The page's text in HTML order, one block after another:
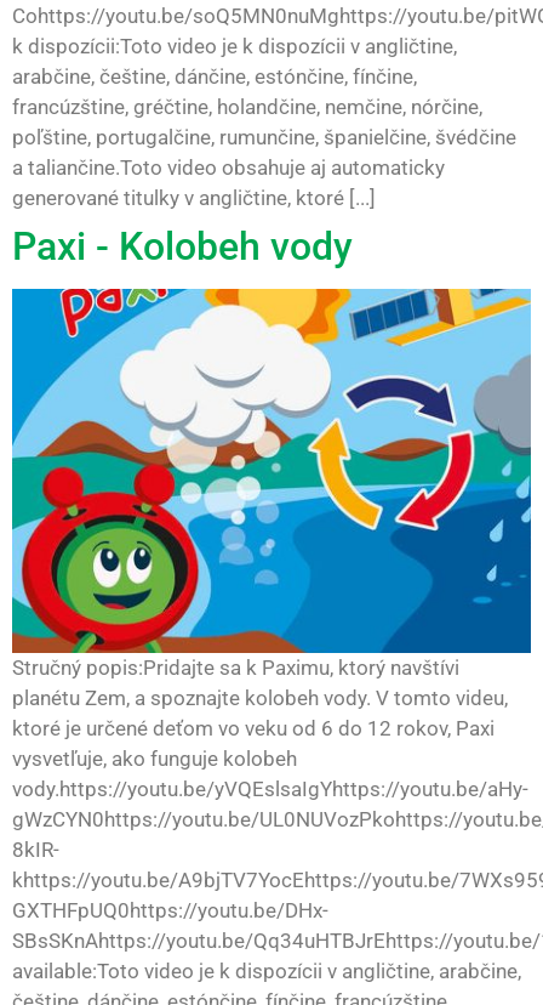
Cohttps://youtu.be/soQ5MN0nuMghttps://youtu.be/
k dispozícii:Toto video je k dispozícii v angličtine,
arabčine, češtine, dánčine, estónčine, fínčine,
francúzštine, gréčtine, holandčine, nemčine, nórčine,
poľštine, portugalčine, rumunčine, španielčine, švédčine
a taliančine.Toto video obsahuje aj automaticky
generované titulky v angličtine, ktoré [...]
Paxi - Kolobeh vody
Stručný popis:Pridajte sa k Paximu, ktorý navštívi
planétu Zem, a spoznajte kolobeh vody. V tomto videu,
ktoré je určené deťom vo veku od 6 do 12 rokov, Paxi
vysvetľuje, ako funguje kolobeh
vody.https://youtu.be/yVQEslsaIgYhttps://youtu.be/aHy-
gWzCYN0https://youtu.be/UL0NUVozPkohttps://
8kIR-
khttps://youtu.be/A9bjTV7YocEhttps://youtu.be/
GXTHFpUQ0https://youtu.be/DHx-
SBsSKnAhttps://youtu.be/Qq34uHTBJrEhttps://
available:Toto video je k dispozícii v angličtine, arabčine,